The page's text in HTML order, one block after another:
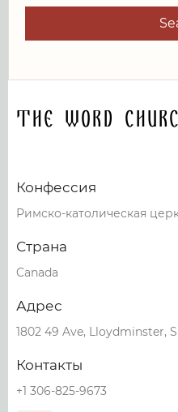
The Word
Конфессия
Римско-католическая
Страна
Canada
Адрес
1802 49 Ave, Lloydminster,
Контакты
+1 306-825-9673